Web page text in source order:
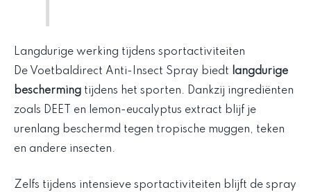
Langdurige werking tijdens sportactiviteiten
De Voetbaldirect Anti-Insect Spray biedt
langdurige
bescherming tijdens het sporten. Dankzij ingrediënten
zoals DEET en lemon-eucalyptus extract blijf je
urenlang beschermd tegen tropische muggen, teken
en andere insecten.
Zelfs tijdens intensieve sportactiviteiten blijft de spray